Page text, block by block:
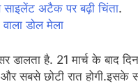
अटैक पर बढ़ी चिंता.
डोल मेला
डालता है. 21 मार्च के बाद
सबसे छोटी रात होगी.इसके